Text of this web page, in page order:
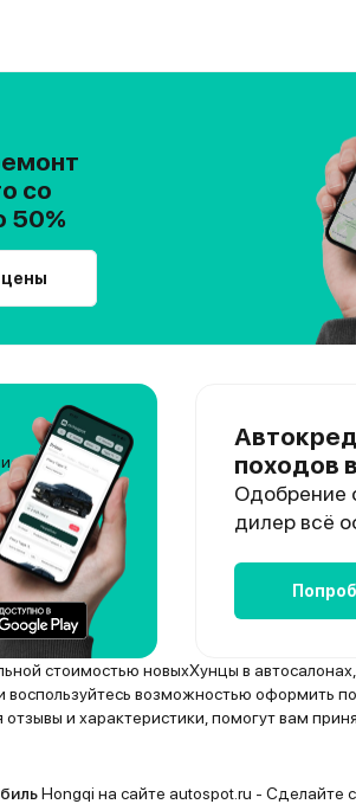
со
50%
цены
походов
Одобрение
дилер всё
стоимостью новыхХунцы в
возможностью оформить
и характеристики, помогут вам
Hongqi на сайте autospot.ru - Сделайте